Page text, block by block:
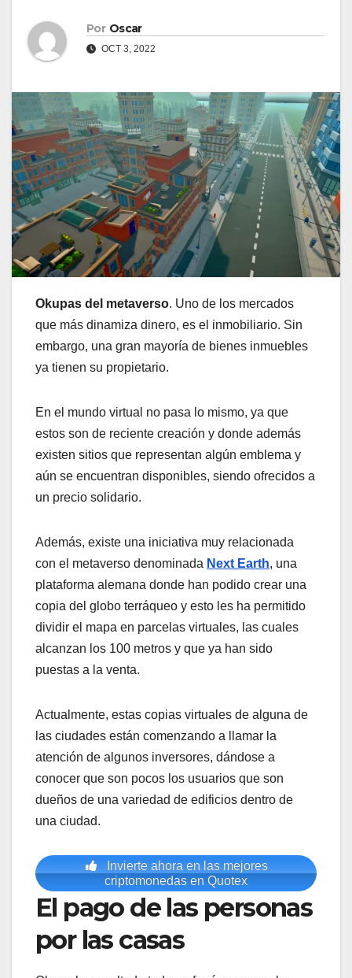
Por Oscar
OCT 3, 2022
Okupas del metaverso. Uno de los mercados
que más dinamiza dinero, es el inmobiliario. Sin
embargo, una gran mayoría de bienes inmuebles
ya tienen su propietario.
En el mundo virtual no pasa lo mismo, ya que
estos son de reciente creación y donde además
existen sitios que representan algún emblema y
aún se encuentran disponibles, siendo ofrecidos a
un precio solidario.
Además, existe una iniciativa muy relacionada
con el metaverso denominada Next Earth, una
plataforma alemana donde han podido crear una
copia del globo terráqueo y esto les ha permitido
dividir el mapa en parcelas virtuales, las cuales
alcanzan los 100 metros y que ya han sido
puestas a la venta.
Actualmente, estas copias virtuales de alguna de
las ciudades están comenzando a llamar la
atención de algunos inversores, dándose a
conocer que son pocos los usuarios que son
dueños de una variedad de edificios dentro de
una ciudad.
Invierte ahora en las mejores
criptomonedas en Quotex
El pago de las personas
por las casas